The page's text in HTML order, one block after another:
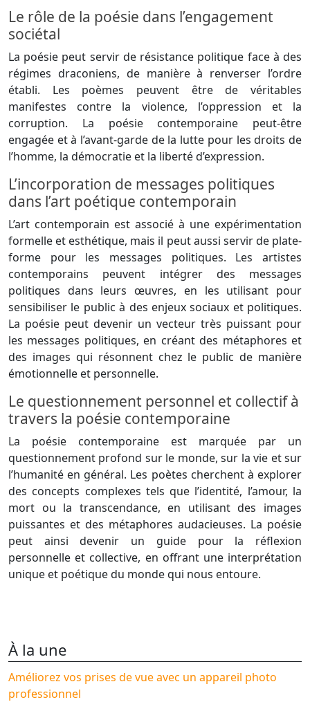
Le rôle de la poésie dans l’engagement
sociétal
La poésie peut servir de résistance politique face à des
régimes draconiens, de manière à renverser l’ordre
établi. Les poèmes peuvent être de véritables
manifestes contre la violence, l’oppression et la
corruption. La poésie contemporaine peut-être
engagée et à l’avant-garde de la lutte pour les droits de
l’homme, la démocratie et la liberté d’expression.
L’incorporation de messages politiques
dans l’art poétique contemporain
L’art contemporain est associé à une expérimentation
formelle et esthétique, mais il peut aussi servir de plate-
forme pour les messages politiques. Les artistes
contemporains peuvent intégrer des messages
politiques dans leurs œuvres, en les utilisant pour
sensibiliser le public à des enjeux sociaux et politiques.
La poésie peut devenir un vecteur très puissant pour
les messages politiques, en créant des métaphores et
des images qui résonnent chez le public de manière
émotionnelle et personnelle.
Le questionnement personnel et collectif à
travers la poésie contemporaine
La poésie contemporaine est marquée par un
questionnement profond sur le monde, sur la vie et sur
l’humanité en général. Les poètes cherchent à explorer
des concepts complexes tels que l’identité, l’amour, la
mort ou la transcendance, en utilisant des images
puissantes et des métaphores audacieuses. La poésie
peut ainsi devenir un guide pour la réflexion
personnelle et collective, en offrant une interprétation
unique et poétique du monde qui nous entoure.
À la une
Améliorez vos prises de vue avec un appareil photo
professionnel